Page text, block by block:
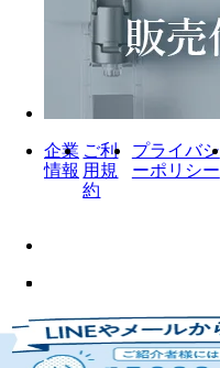
企業
情報
ご利
用規
約
プライバシ
ーポリシー